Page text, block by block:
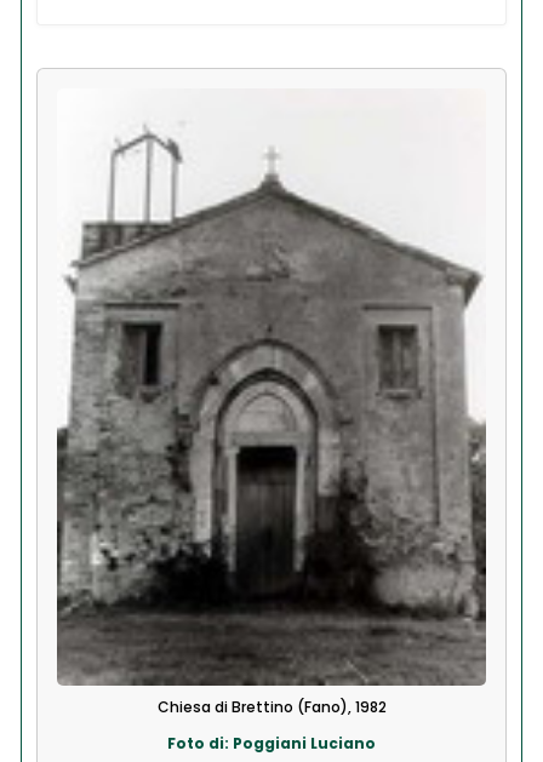
Chiesa di Brettino (Fano), 1982
Foto di: Poggiani Luciano